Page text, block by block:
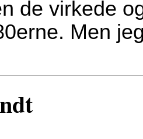
de virkede
Men